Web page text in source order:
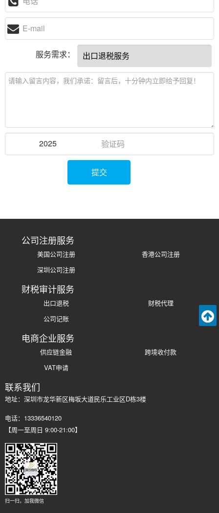
服务需求：
2025
提交
公司注册服务
美国公司注册
香港公司注册
深圳公司注册
财税审计服务
出口退税
财税代理
公司记账
电商企业服务
供应链金融
跨境收付款
VAT申请
联系我们
地址：深圳市龙华新区梅坂大道民乐工业区D栋3楼
电话：13336540120
【周一至周日 9:00-21:00】
扫一扫，加我微信